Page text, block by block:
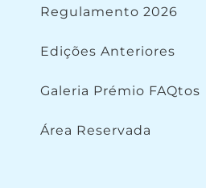
Regulamento 2026
Edições Anteriores
Galeria Prémio FAQtos
Área Reservada